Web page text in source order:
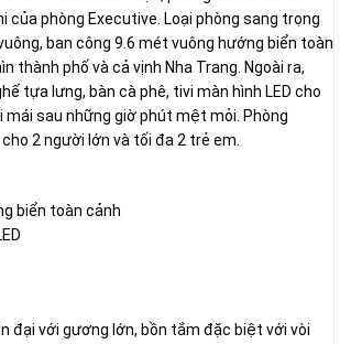
của phòng Executive. Loại phòng sang trọng
ban công 9.6 mét vuông hướng biển toàn
thành phố và cả vịnh Nha Trang. Ngoài ra,
tựa lưng, bàn cà phê, tivi màn hình LED cho
mái sau những giờ phút mệt mỏi. Phòng
2 người lớn và tối đa 2 trẻ em.
biển toàn cảnh
đại với gương lớn, bồn tắm đặc biệt với vòi